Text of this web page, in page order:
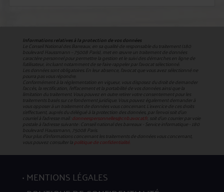
Informations relatives à la protection de vos données
Le Conseil National des Barreaux, en sa qualité de responsable du traitement (180
boulevard Haussmann – 75008 Paris), met en œuvre un traitement de données
caractère personnel pour permettre la gestion et le suivi des démarches en ligne de
l'utilisateur, incluant notamment de se faire rappeler par l'avocat sélectionné.
Les données sont obligatoires. En leur absence, l'avocat que vous avez sélectionné ne
pourra pas vous répondre.
Conformément à la réglementation en vigueur, vous disposez du droit de demander
l'accès, la rectification, l’effacement et la portabilité de vos données ainsi que la
limitation du traitement. Vous pouvez en outre retirer votre consentement pour les
traitements basés sur ce fondement juridique. Vous pouvez également demander à
vous opposer à un traitement de données vous concernant. L’exercice de ces droits
s’effectuent, auprès du délégué à la protection des données, par l’envoi soit d’un
courriel à l’adresse mail : donneespersonnelles@cnb.avocat.fr, soit d’un courrier par voie
postale à l’adresse suivante : Conseil national des barreaux - Service informatique - 180
boulevard Haussmann, 75008 Paris.
Pour plus d’informations concernant les traitements de données vous concernant,
vous pouvez consulter lapolitique de confidentialité.
MENTIONS LÉGALES